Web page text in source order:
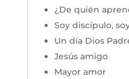
¿De quién
Soy discípulo,
Un día Dios
Jesús amigo
Mayor amor